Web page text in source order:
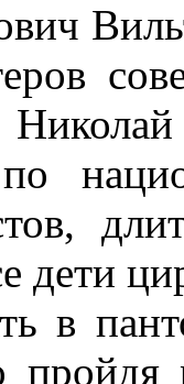
дети
в